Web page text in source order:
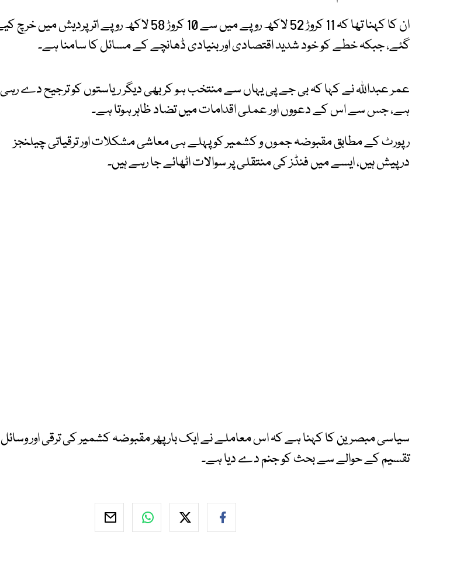
ان کا کہنا تھا کہ 11 کروڑ 52 لاکھ روپے میں سے 10 کروڑ 58 لاکھ روپے اترپردیش میں
گئے، جبکہ خطے کو خود شدید اقتصادی اور بنیادی ڈھانچے کے مسائل کا سامنا ہے۔
عمر عبداللہ نے کہا کہ بی جے پی یہاں سے منتخب ہو کر بھی دیگر ریاستوں کو ترجیح دے رہی
ہے، جس سے اس کے دعووں اور عملی اقدامات میں تضاد ظاہر ہوتا ہے۔
رپورٹ کے مطابق مقبوضہ جموں و کشمیر کو پہلے ہی معاشی مشکلات اور ترقیاتی چیلنجز
درپیش ہیں، ایسے میں فنڈز کی منتقلی پر سوالات اٹھائے جا رہے ہیں۔
سیاسی مبصرین کا کہنا ہے کہ اس معاملے نے ایک بار پھر مقبوضہ کشمیر کی ترقی اور
تقسیم کے حوالے سے بحث کو جنم دے دیا ہے۔